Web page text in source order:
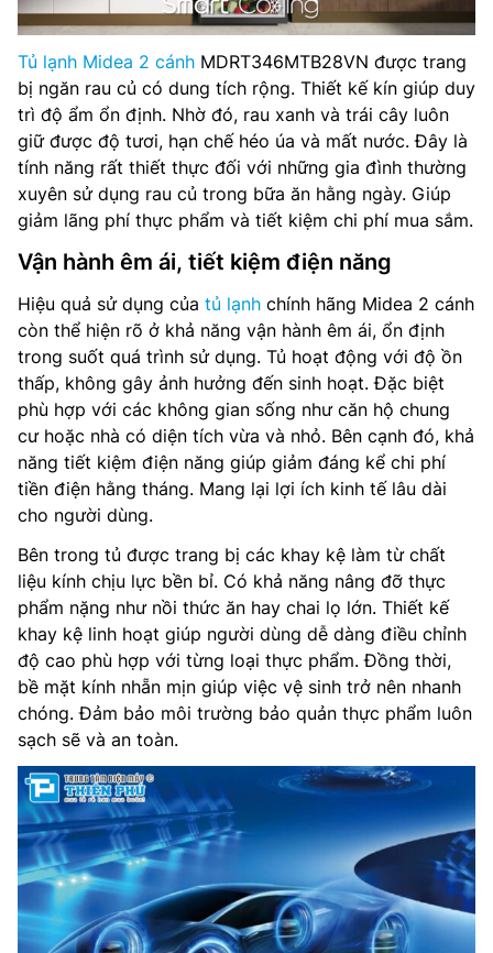
Tủ lạnh Midea 2 cánh MDRT346MTB28VN được trang
bị ngăn rau củ có dung tích rộng. Thiết kế kín giúp duy
trì độ ẩm ổn định. Nhờ đó, rau xanh và trái cây luôn
giữ được độ tươi, hạn chế héo úa và mất nước. Đây là
tính năng rất thiết thực đối với những gia đình thường
xuyên sử dụng rau củ trong bữa ăn hằng ngày. Giúp
giảm lãng phí thực phẩm và tiết kiệm chi phí mua sắm.
Vận hành êm ái, tiết kiệm điện năng
Hiệu quả sử dụng của tủ lạnh chính hãng Midea 2 cánh
còn thể hiện rõ ở khả năng vận hành êm ái, ổn định
trong suốt quá trình sử dụng. Tủ hoạt động với độ ồn
thấp, không gây ảnh hưởng đến sinh hoạt. Đặc biệt
phù hợp với các không gian sống như căn hộ chung
cư hoặc nhà có diện tích vừa và nhỏ. Bên cạnh đó, khả
năng tiết kiệm điện năng giúp giảm đáng kể chi phí
tiền điện hằng tháng. Mang lại lợi ích kinh tế lâu dài
cho người dùng.
Bên trong tủ được trang bị các khay kệ làm từ chất
liệu kính chịu lực bền bỉ. Có khả năng nâng đỡ thực
phẩm nặng như nồi thức ăn hay chai lọ lớn. Thiết kế
khay kệ linh hoạt giúp người dùng dễ dàng điều chỉnh
độ cao phù hợp với từng loại thực phẩm. Đồng thời,
bề mặt kính nhẵn mịn giúp việc vệ sinh trở nên nhanh
chóng. Đảm bảo môi trường bảo quản thực phẩm luôn
sạch sẽ và an toàn.